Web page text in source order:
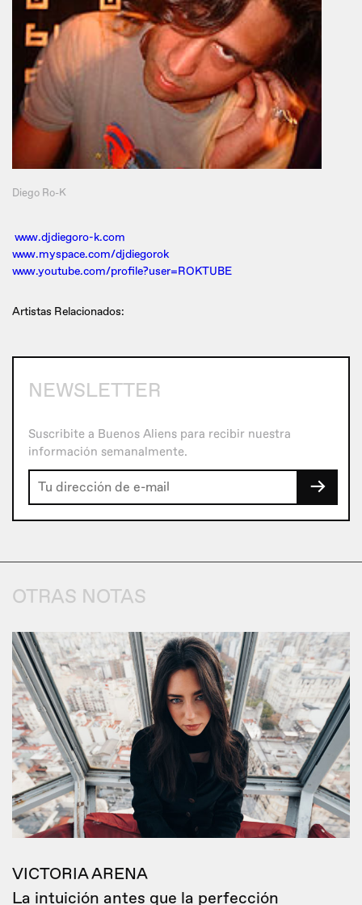
Diego Ro-K
www.djdiegoro-k.com
www.myspace.com/djdiegorok
www.youtube.com/profile?user=ROKTUBE
Artistas Relacionados:
NEWSLETTER
Suscribite a Buenos Aliens para recibir nuestra
información semanalmente.
→
OTRAS NOTAS
VICTORIA ARENA
La intuición antes que la perfección